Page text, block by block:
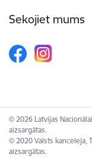
Sekojiet mums
© 2026 Latvijas
aizsargātas.
© 2020 Valsts kanceleja,
aizsargātas.